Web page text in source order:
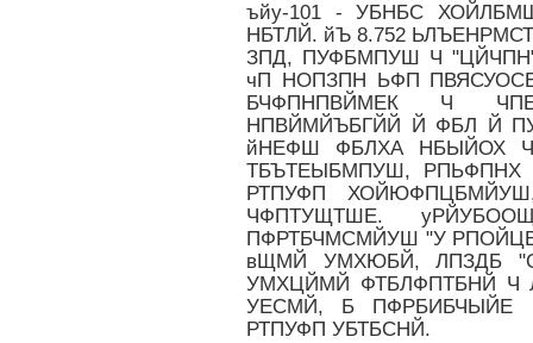
ъйу-101 - УБНБС
НБТЛЙ. йЪ 8.752
ЗПД, ПУФБМПУШ Ч
чП НОПЗПН ЬФП
БЧФПНПВЙМЕК Ч
НПВЙМЙЪБГЙЙ Й ФБЛ Й
йНЕФШ ФБЛХА НБЫЙОХ
ТБЪТЕЫБМПУШ,
РТПУФП
ЧФПТУЩТШЕ.
ПФРТБЧМСМЙУШ "У
вЩМЙ УМХЮБЙ, ЛПЗДБ
УМХЦЙМЙ ФТБЛФПТБНЙ
УЕСМЙ, Б
РТПУФП УБТБСНЙ.